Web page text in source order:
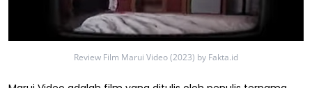
Review Film Marui Video (2023) by Fakta.id